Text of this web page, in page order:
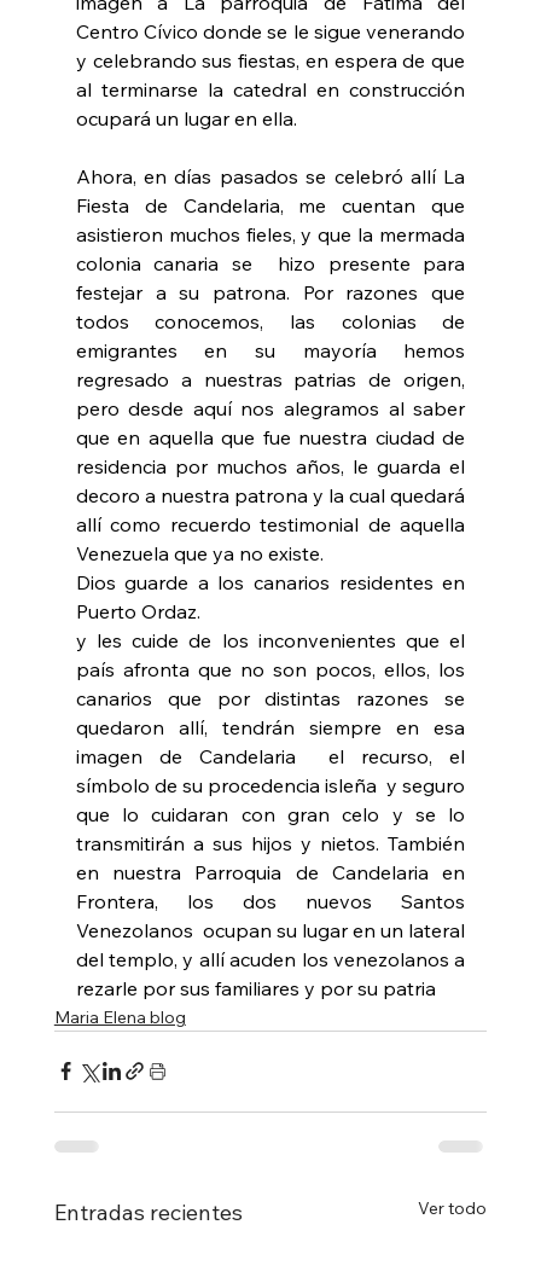
Centro Cívico donde se le sigue venerando
y celebrando sus fiestas, en espera de que
al terminarse la catedral en construcción
ocupará un lugar en ella.
Ahora, en días pasados se celebró allí La
Fiesta de Candelaria, me cuentan que
asistieron muchos fieles, y que la mermada
colonia canaria se  hizo presente para
festejar a su patrona. Por razones que
todos conocemos, las colonias de
emigrantes en su mayoría hemos
regresado a nuestras patrias de origen,
pero desde aquí nos alegramos al saber
que en aquella que fue nuestra ciudad de
residencia por muchos años, le guarda el
decoro a nuestra patrona y la cual quedará
allí como recuerdo testimonial de aquella
Venezuela que ya no existe.
Dios guarde a los canarios residentes en
Puerto Ordaz.
y les cuide de los inconvenientes que el
país afronta que no son pocos, ellos, los
canarios que por distintas razones se
quedaron allí, tendrán siempre en esa
imagen de Candelaria  el recurso, el
símbolo de su procedencia isleña  y seguro
que lo cuidaran con gran celo y se lo
transmitirán a sus hijos y nietos. También
en nuestra Parroquia de Candelaria en
Frontera, los dos nuevos Santos
Venezolanos  ocupan su lugar en un lateral
del templo, y allí acuden los venezolanos a
rezarle por sus familiares y por su patria
Maria Elena blog
Entradas recientes Ver todo